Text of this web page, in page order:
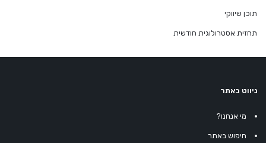
תוכן שיווקי
תחזית אסטרולוגית חודשית
ניווט באתר
מי אנחנו?
חיפוש באתר